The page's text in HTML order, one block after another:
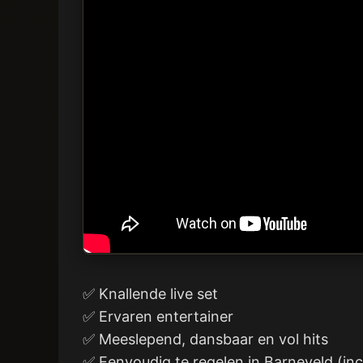
✅ Knallende live set
✅ Ervaren entertainer
✅ Meeslepend, dansbaar en vol hits